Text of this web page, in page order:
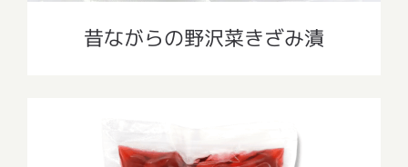
昔ながらの野沢菜きざみ漬